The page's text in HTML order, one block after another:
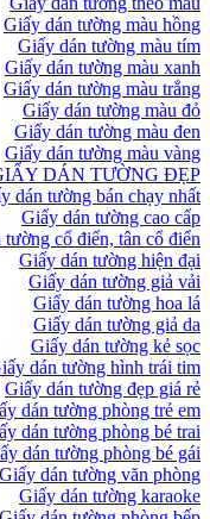
Giấy dán tường màu hồng
Giấy dán tường màu tím
Giấy dán tường màu xanh
Giấy dán tường màu trắng
Giấy dán tường màu đỏ
Giấy dán tường màu đen
Giấy dán tường màu vàng
DÁN TƯỜNG ĐẸP
dán tường bán chạy nhất
Giấy dán tường cao cấp
tường cổ điển, tân cổ điển
Giấy dán tường hiện đại
Giấy dán tường giả vải
Giấy dán tường hoa lá
Giấy dán tường giả da
Giấy dán tường kẻ sọc
dán tường hình trái tim
Giấy dán tường đẹp giá rẻ
dán tường phòng trẻ em
dán tường phòng bé trai
dán tường phòng bé gái
Giấy dán tường văn phòng
Giấy dán tường karaoke